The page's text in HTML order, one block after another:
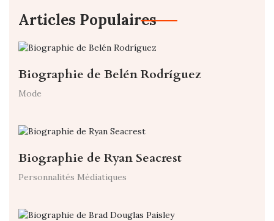
Articles Populaires
Biographie de Belén Rodríguez
Mode
Biographie de Ryan Seacrest
Personnalités Médiatiques